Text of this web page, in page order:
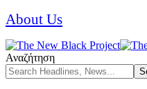
About Us
Αναζήτηση